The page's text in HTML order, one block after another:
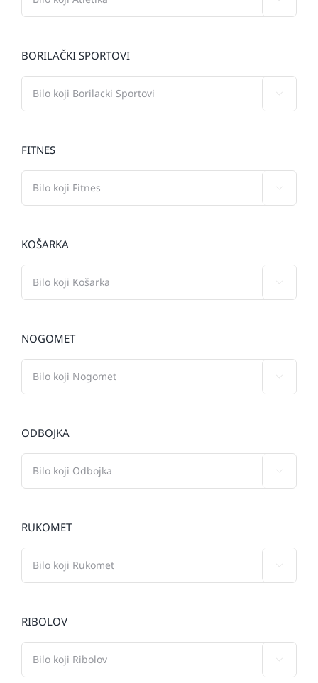
BORILAČKI SPORTOVI
FITNES
KOŠARKA
NOGOMET
ODBOJKA
RUKOMET
RIBOLOV